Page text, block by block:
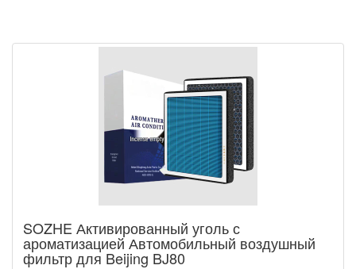
SOZHE Активированный уголь с
ароматизацией Автомобильный воздушный
фильтр для Beijing BJ80